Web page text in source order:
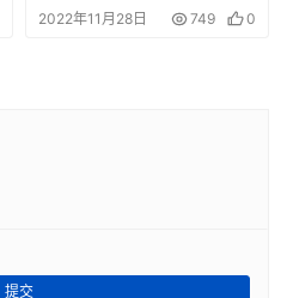
感！
2022年11月28日 749 0
提交